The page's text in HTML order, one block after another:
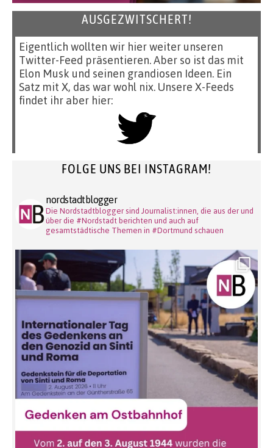
AUSGEZWITSCHERT!
Eigentlich wollten wir hier weiter unseren
Twitter-Feed präsentieren. Aber so ist das mit
Elon Musk und seinen grandiosen Ideen. Ein
Satz mit X, das war wohl nix. Unsere X-Feeds
findet ihr aber hier:
FOLGE UNS BEI INSTAGRAM!
nordstadtblogger
Die Nordstadtblogger sind Journalist:innen, die aus der und
über die #Nordstadt berichten und auch auf
gesamtstädtische Themen in #Dortmund schauen